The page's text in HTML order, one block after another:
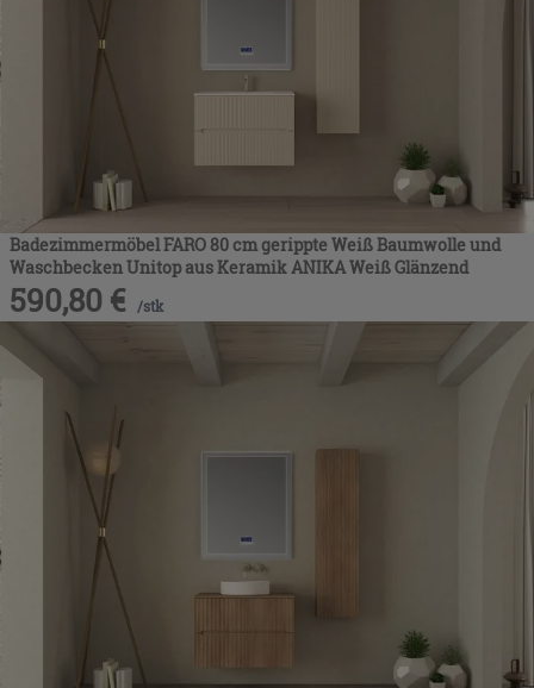
Badezimmermöbel FARO 80 cm gerippte Weiß Baumwolle und
Waschbecken Unitop aus Keramik ANIKA Weiß Glänzend
590,80 € /stk